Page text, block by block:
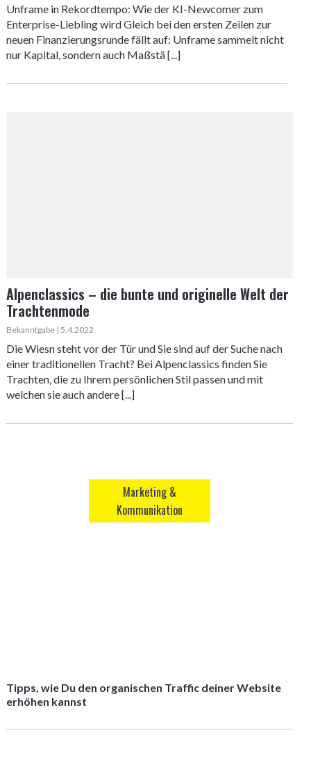
Unframe in Rekordtempo: Wie der KI-Newcomer zum
Enterprise-Liebling wird Gleich bei den ersten Zeilen zur
neuen Finanzierungsrunde fällt auf: Unframe sammelt nicht
nur Kapital, sondern auch Maßstä [...]
Alpenclassics – die bunte und originelle Welt der
Trachtenmode
Bekanntgabe | 5.4.2022
Die Wiesn steht vor der Tür und Sie sind auf der Suche nach
einer traditionellen Tracht? Bei Alpenclassics finden Sie
Trachten, die zu Ihrem persönlichen Stil passen und mit
welchen sie auch andere [...]
Marketing &
Kommunikation
Tipps, wie Du den organischen Traffic deiner Website
erhöhen kannst